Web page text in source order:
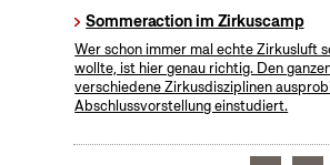
Sommeraction im Zirkuscamp
Wer schon immer mal echte Zirkusluft
wollte, ist hier genau richtig. Den
verschiedene Zirkusdisziplinen
Abschlussvorstellung einstudiert.